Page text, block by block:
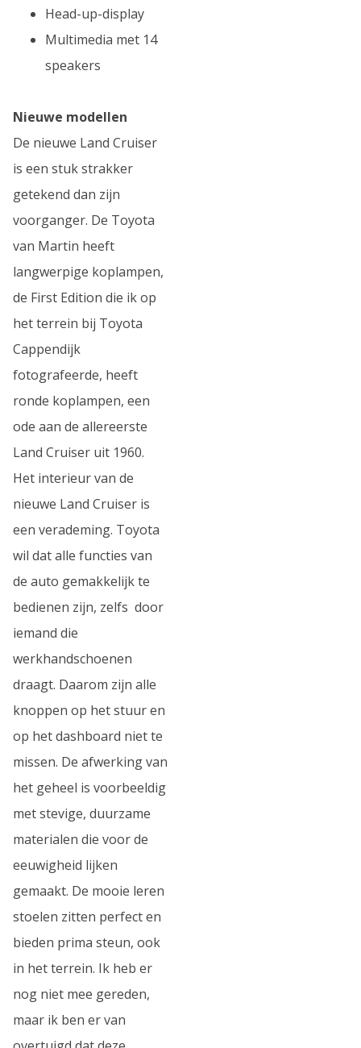
Head-up-display
Multimedia met 14
speakers
Nieuwe modellen
De nieuwe Land Cruiser
is een stuk strakker
getekend dan zijn
voorganger. De Toyota
van Martin heeft
langwerpige koplampen,
de First Edition die ik op
het terrein bij Toyota
Cappendijk
fotografeerde, heeft
ronde koplampen, een
ode aan de allereerste
Land Cruiser uit 1960.
Het interieur van de
nieuwe Land Cruiser is
een verademing. Toyota
wil dat alle functies van
de auto gemakkelijk te
bedienen zijn, zelfs door
iemand die
werkhandschoenen
draagt. Daarom zijn alle
knoppen op het stuur en
op het dashboard niet te
missen. De afwerking van
het geheel is voorbeeldig
met stevige, duurzame
materialen die voor de
eeuwigheid lijken
gemaakt. De mooie leren
stoelen zitten perfect en
bieden prima steun, ook
in het terrein. Ik heb er
nog niet mee gereden,
maar ik ben er van